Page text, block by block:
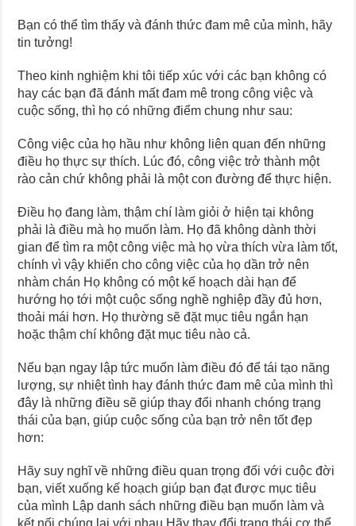
Bạn có thể tìm thấy và đánh thức đam mê của mình, hãy
tin tưởng!
Theo kinh nghiệm khi tôi tiếp xúc với các bạn không có
hay các bạn đã đánh mất đam mê trong công việc và
cuộc sống, thì họ có những điểm chung như sau:
Công việc của họ hầu như không liên quan đến những
điều họ thực sự thích. Lúc đó, công việc trở thành một
rào cản chứ không phải là một con đường để thực hiện.
Điều họ đang làm, thậm chí làm giỏi ở hiện tại không
phải là điều mà họ muốn làm. Họ đã không dành thời
gian để tìm ra một công việc mà họ vừa thích vừa làm tốt,
chính vì vậy khiến cho công việc của họ dần trở nên
nhàm chán Họ không có một kế hoạch dài hạn để
hướng họ tới một cuộc sống nghề nghiệp đầy đủ hơn,
thoải mái hơn. Họ thường sẽ đặt mục tiêu ngắn hạn
hoặc thậm chí không đặt mục tiêu nào cả.
Nếu bạn ngay lập tức muốn làm điều đó để tái tạo năng
lượng, sự nhiệt tình hay đánh thức đam mê của mình thì
đây là những điều sẽ giúp thay đổi nhanh chóng trạng
thái của bạn, giúp cuộc sống của bạn trở nên tốt đẹp
hơn:
Hãy suy nghĩ về những điều quan trọng đối với cuộc đời
bạn, viết xuống kế hoạch giúp bạn đạt được mục tiêu
của mình Lập danh sách những điều bạn muốn làm và
kết nối chúng lại với nhau Hãy thay đổi trạng thái cơ thể,